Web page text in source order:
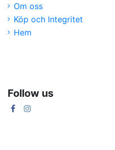
Om oss
Köp och Integritet
Hem
Follow us